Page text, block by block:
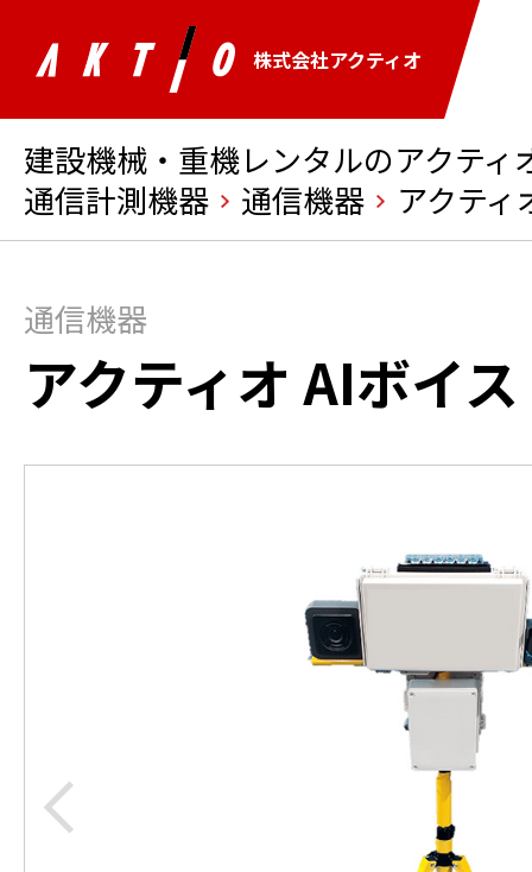
株式会社アクティオ
建設機械・重機レンタルのアクティ
通信計測機器
通信機器 アクティ
通信機器
アクティオ AIボイス